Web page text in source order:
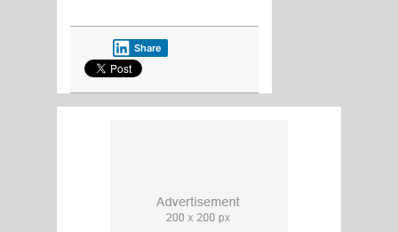
Share